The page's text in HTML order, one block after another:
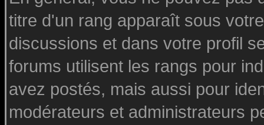
titre d'un rang apparaît sous
discussions et dans votre profil
forums utilisent les rangs pour
avez postés, mais aussi pour
modérateurs et administrateurs